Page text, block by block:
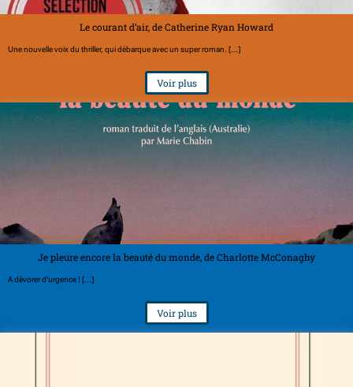
Le courant d’air, de Catherine Ryan Howard
Une nouvelle voix du thriller, qui débarque avec un super roman. [...]
Voir plus
Je pleure encore la beauté du monde, de Charlotte McConaghy
A dévorer d'urgence ! [...]
Voir plus